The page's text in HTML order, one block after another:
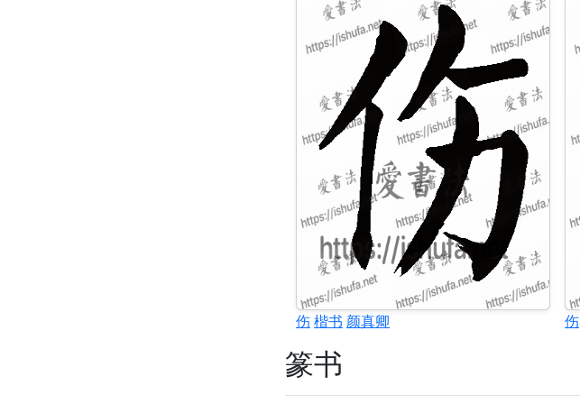
伤楷书 颜真卿 伤
篆书